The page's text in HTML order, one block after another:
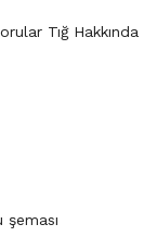
Tığ Hakkında